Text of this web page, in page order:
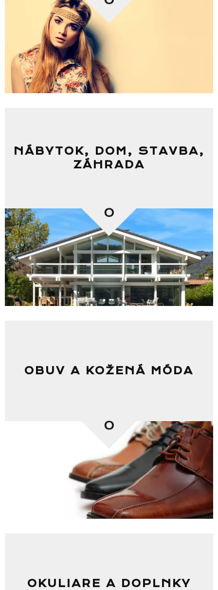
NÁBYTOK, DOM, STAVBA,
ZÁHRADA
0
OBUV A KOŽENÁ MÓDA
0
OKULIARE A DOPLNKY